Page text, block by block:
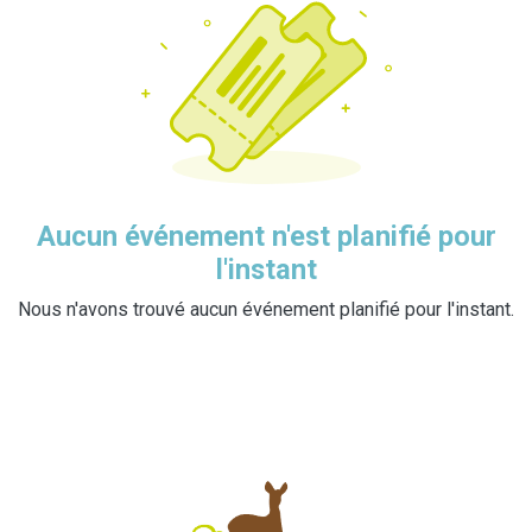
Aucun événement n'est planifié pour
l'instant
Nous n'avons trouvé aucun événement planifié pour l'instant.